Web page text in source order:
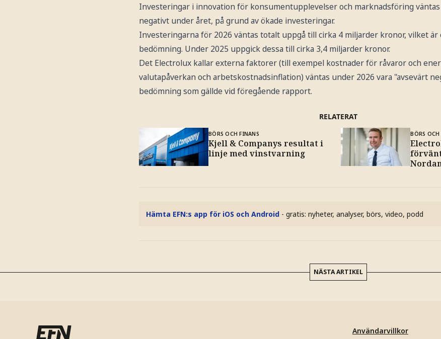
Investeringar i innovation för konsumentupplevelser och marknadsföring
negativt under året, på grund av ökade investeringar.
Investeringarna för 2026 väntas totalt uppgå till cirka 4 miljarder kronor, vilket är
bedömning. Under 2025 uppgick dessa till cirka 3,4 miljarder kronor.
Det Electrolux kallar externa faktorer (till exempel kostnader för råvaror och
valutapåverkan och arbetskostnadsinflation) väntas under 2026 vara "avsevärt
bedömning som gällde vid föregående rapport.
RELATERAT
BÖRS OCH FINANS
Kjell & Companys resultat i
linje med vinstvarning
BÖRS OCH
Hämta EFN:s app för iOS och Android - gratis: nyheter, analyser, börs, video, podd
NÄSTA ARTIKEL
Användarvillkor